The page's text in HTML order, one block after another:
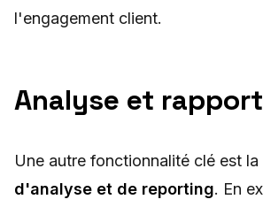
l'engagement client.
Analyse et rapport
Une autre fonctionnalité clé est la
d'analyse et de reporting. En